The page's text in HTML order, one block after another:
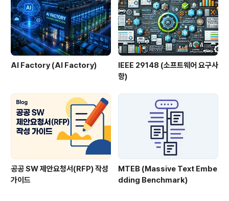
AI Factory (AI Factory)
IEEE 29148 (소프트웨어 요구사
항)
공공 SW 제안요청서(RFP) 작성
가이드
MTEB (Massive Text Embe
dding Benchmark)